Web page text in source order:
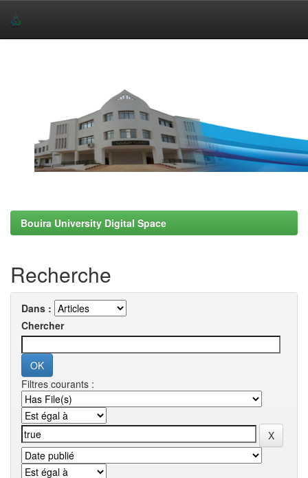
Bouira University Digital Space
Recherche
Dans :
Chercher
Filtres courants :